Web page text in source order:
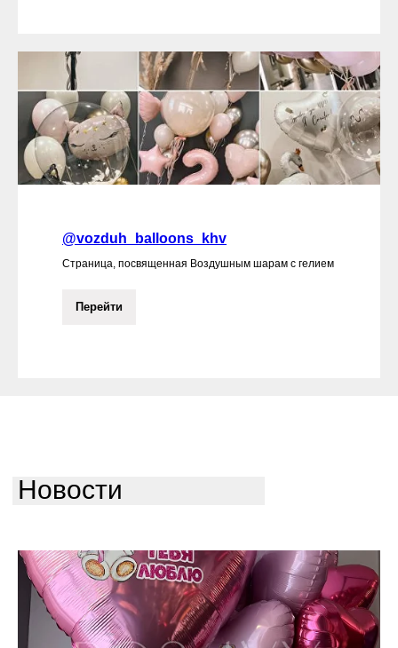
@vozduh_balloons_khv
Страница, посвященная Воздушным шарам с гелием
Перейти
Новости